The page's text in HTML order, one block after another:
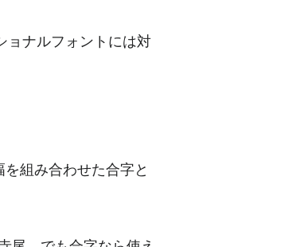
ョナルフォントには対
組み合わせた合字と